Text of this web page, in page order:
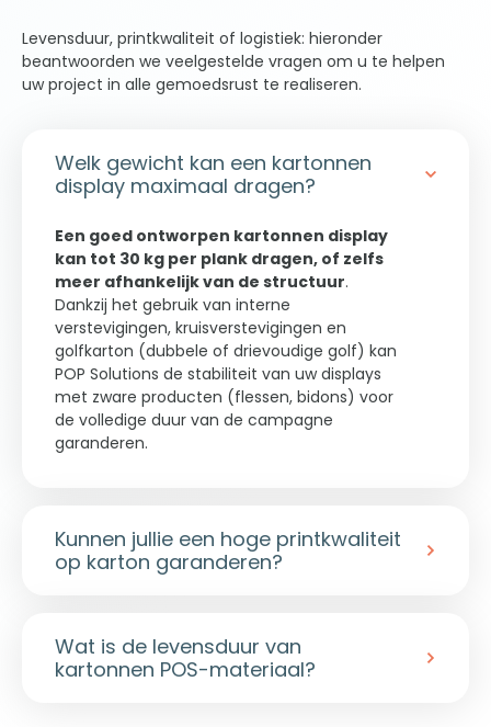
verkooppunten.
Deze kant-en-klare oplossing garandeert
een perfecte aansluiting bij het planogram
Levensduur, printkwaliteit of logistiek: hieronder
beantwoorden we veelgestelde vragen om u te helpen
uw project in alle gemoedsrust te realiseren.
Welk gewicht kan een kartonnen
display maximaal dragen?
Een goed ontworpen kartonnen display
kan tot 30 kg per plank dragen, of zelfs
meer afhankelijk van de structuur.
Dankzij het gebruik van interne
verstevigingen, kruisverstevigingen en
golfkarton (dubbele of drievoudige golf) kan
POP Solutions de stabiliteit van uw displays
met zware producten (flessen, bidons) voor
de volledige duur van de campagne
garanderen.
Kunnen jullie een hoge printkwaliteit
op karton garanderen?
een uitzonderlijk visueel resultaat,
vergelijkbaar met dat op glanzend
papier. We gebruiken HD digitale druk voor
Wat is de levensduur van
kartonnen POS-materiaal?